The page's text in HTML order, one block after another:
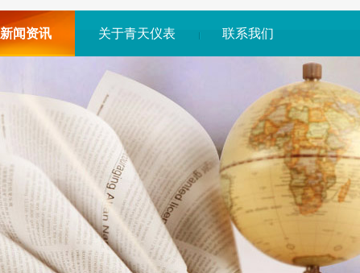
新闻资讯 关于青天仪表 联系我们